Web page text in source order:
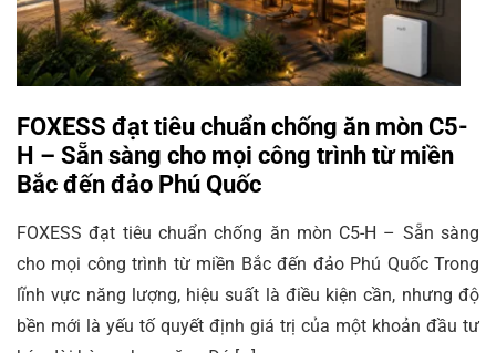
FOXESS đạt tiêu chuẩn chống ăn mòn C5-
H – Sẵn sàng cho mọi công trình từ miền
Bắc đến đảo Phú Quốc
FOXESS đạt tiêu chuẩn chống ăn mòn C5-H – Sẵn sàng
cho mọi công trình từ miền Bắc đến đảo Phú Quốc Trong
lĩnh vực năng lượng, hiệu suất là điều kiện cần, nhưng độ
bền mới là yếu tố quyết định giá trị của một khoản đầu tư